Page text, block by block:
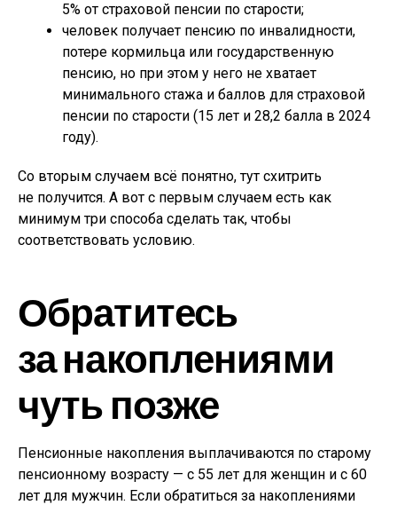
5% от страховой пенсии по старости;
человек получает пенсию по инвалидности,
потере кормильца или государственную
пенсию, но при этом у него не хватает
минимального стажа и баллов для страховой
пенсии по старости (15 лет и 28,2 балла в 2024
году).
Со вторым случаем всё понятно, тут схитрить
не получится. А вот с первым случаем есть как
минимум три способа сделать так, чтобы
соответствовать условию.
Обратитесь
за накоплениями
чуть позже
Пенсионные накопления выплачиваются по старому
пенсионному возрасту — с 55 лет для женщин и с 60
лет для мужчин. Если обратиться за накоплениями